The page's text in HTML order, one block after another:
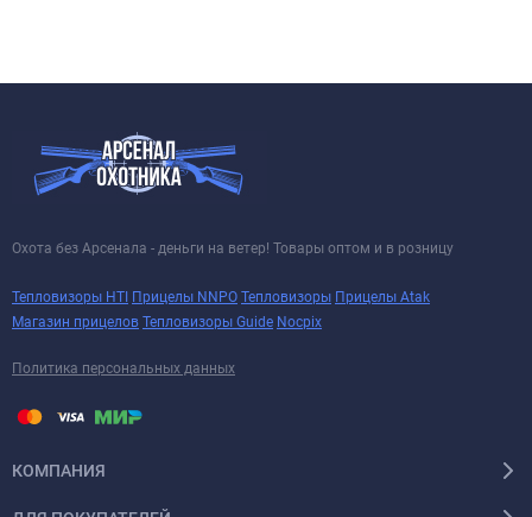
Охота без Арсенала - деньги на ветер! Товары оптом и в розницу
Тепловизоры HTI Прицелы NNPO Тепловизоры Прицелы Atak
Магазин прицелов Тепловизоры Guide Nocpix
Политика персональных данных
КОМПАНИЯ